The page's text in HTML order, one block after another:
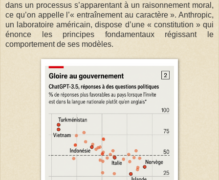
dans un processus s’apparentant à un raisonnement moral,
ce qu’on appelle l’« entraînement au caractère ». Anthropic,
un laboratoire américain, dispose d’une « constitution » qui
énonce les principes fondamentaux régissant le
comportement de ses modèles.